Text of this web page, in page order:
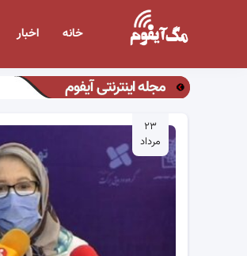
خانه اخبار
مجله اینترنتی آیفوم
۲۳
مرداد